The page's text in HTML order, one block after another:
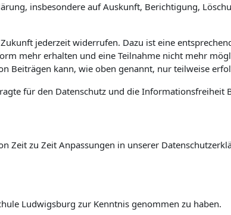
insbesondere auf Auskunft, Berichtigung,
jederzeit widerrufen. Dazu ist eine
mehr erhalten und eine Teilnahme nicht mehr
Beiträgen kann, wie oben genannt, nur teilweise
für den Datenschutz und die Informationsfreiheit
zu Zeit Anpassungen in unserer
Ludwigsburg zur Kenntnis genommen zu haben.